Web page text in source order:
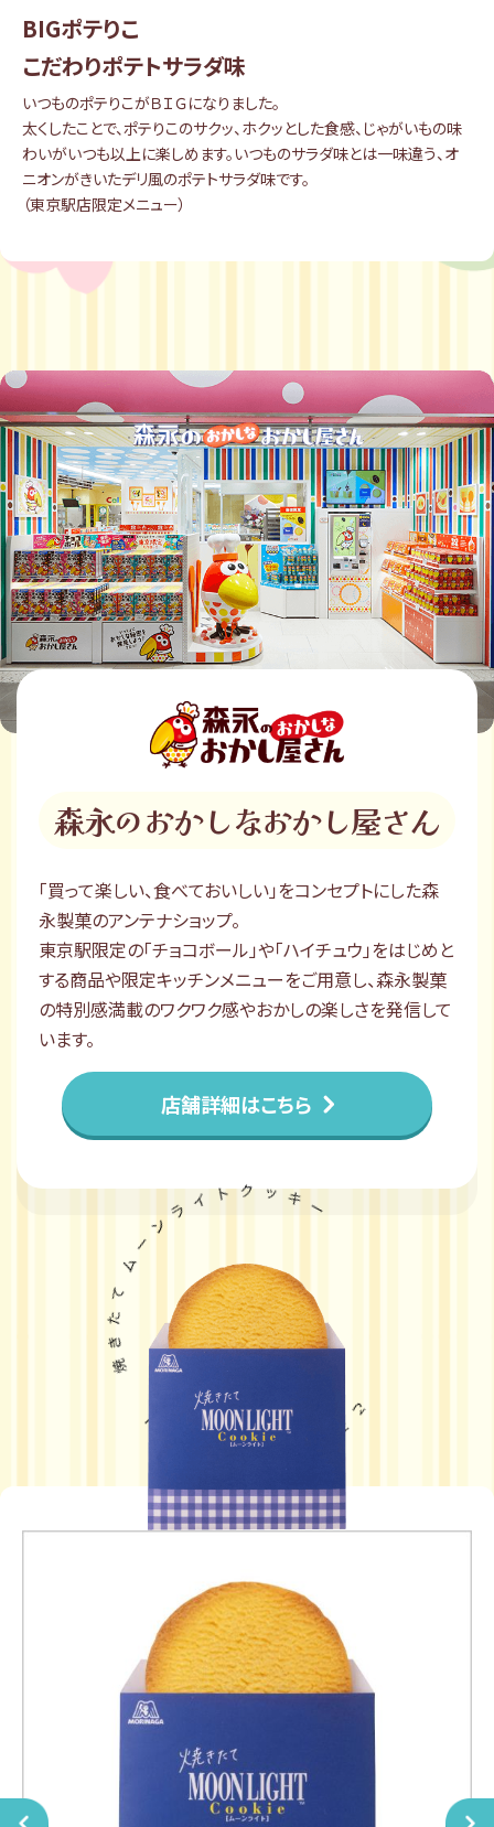
BIGポテりこ
こだわりポテトサラダ味
いつものポテりこがＢＩＧになりました。
太くしたことで、ポテりこのサクッ、ホクッとした食感、じゃがいもの味
わいがいつも以上に楽しめます。いつものサラダ味とは一味違う、オ
ニオンがきいたデリ風のポテトサラダ味です。
（東京駅店限定メニュー）
森永のおかしなおかし屋さん
「買って楽しい、食べておいしい」をコンセプトにした森
永製菓のアンテナショップ。
東京駅限定の「チョコボール」や「ハイチュウ」をはじめと
する商品や限定キッチンメニューをご用意し、森永製菓
の特別感満載のワクワク感やおかしの楽しさを発信して
います。
店舗詳細はこちら